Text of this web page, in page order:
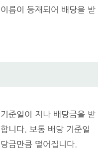
름이 등재되어 배당을 받
준일이 지나 배당금을 받
니다. 보통 배당 기준일
금만큼 떨어집니다.